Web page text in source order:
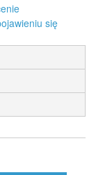
się